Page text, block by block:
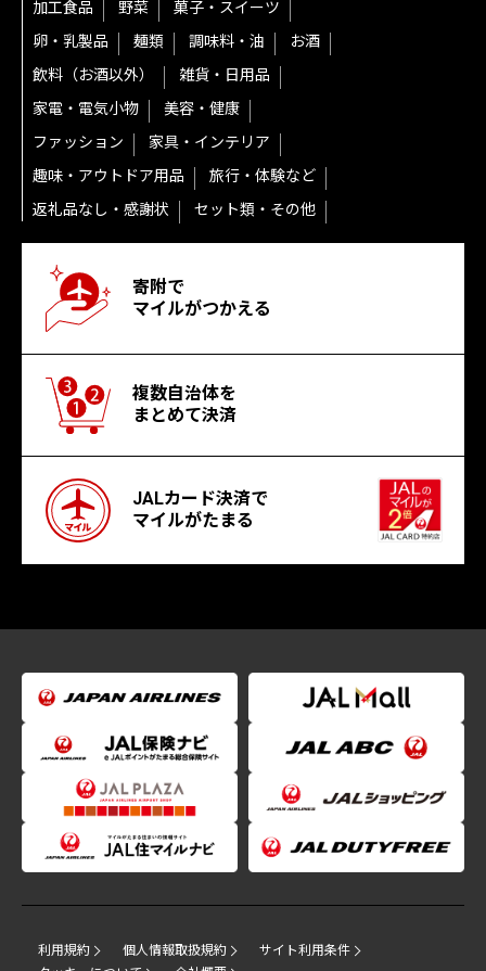
加工食品
野菜
菓子・スイーツ
卵・乳製品
麺類 調味料・油
お酒
飲料（お酒以外）
雑貨・日用品
家電・電気小物
美容・健康
ファッション
家具・インテリア
趣味・アウトドア用品
旅行・体験など
返礼品なし・感謝状
セット類・その他
寄附で
マイルがつかえる
複数自治体を
まとめて決済
JALカード決済で
マイルがたまる
利用規約 個人情報取扱規約
サイト利用条件